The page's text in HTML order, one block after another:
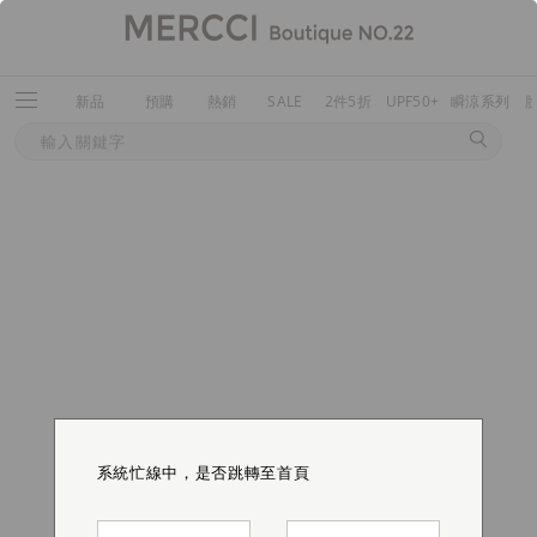
新品 預購 熱銷 SALE 2件5折 UPF50+ 瞬涼系列
系統忙線中，是否跳轉至首頁
系統忙線中，是否跳轉至首頁
系統忙線中，是否跳轉至首頁
系統忙線中，是否跳轉至首頁
系統忙線中，是否跳轉至首頁